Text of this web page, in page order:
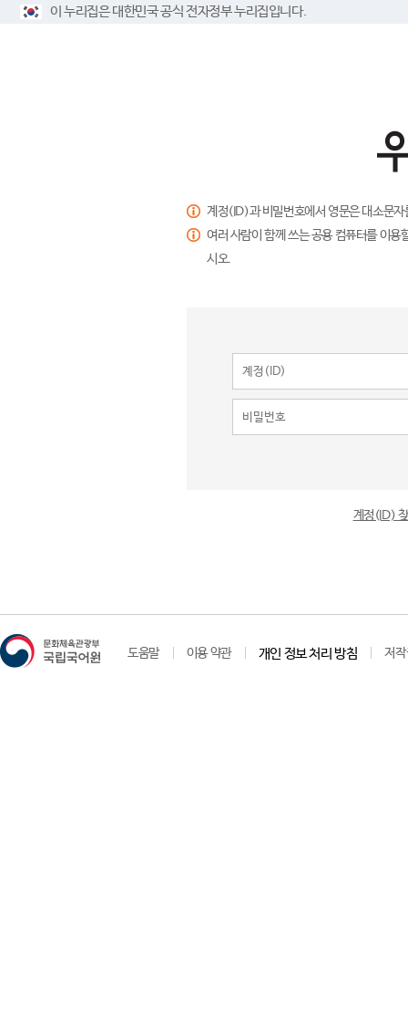
이 누리집은 대한민국 공식 전자정부 누리집입니다.
계정(ID)과 비밀번호에서 영문은 대소문
여러 사람이 함께 쓰는 공용 컴퓨터를 이
시오.
계정(ID)
도움말 이용 약관 개인 정보 처리 방침 저